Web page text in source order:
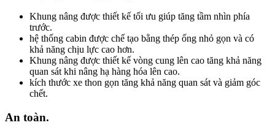
Khung nâng được thiết kế tối ưu giúp tăng tầm nhìn phía
trước.
hệ thống cabin được chế tạo bằng thép ống nhỏ gọn và có
khả năng chịu lực cao hơn.
Khung nâng được thiết kế vòng cung lên cao tăng khả năng
quan sát khi nâng hạ hàng hóa lên cao.
kích thước xe thon gọn tăng khả năng quan sát và giảm góc
chết.
An toàn.